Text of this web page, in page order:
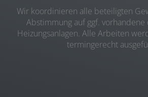
Wir koordinieren alle beteiligten
Abstimmung auf ggf.
Heizungsanlagen. Alle Arbeiten
termingerecht